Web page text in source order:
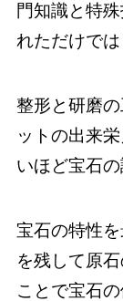
門知識と特
れただけでは
整形と研磨
ットの出来
いほど宝石
宝石の特性
を残して原
ことで宝石